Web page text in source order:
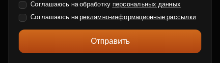
Соглашаюсь на обработку персональных данных
Соглашаюсь нарекламно-информационные рассылки
Отправить